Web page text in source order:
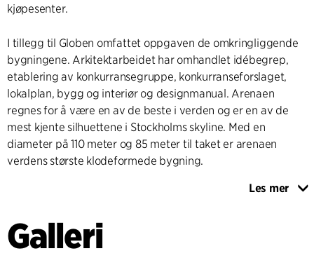
kjøpesenter.
I tillegg til Globen omfattet oppgaven de omkringliggende
bygningene. Arkitektarbeidet har omhandlet idébegrep,
etablering av konkurransegruppe, konkurranseforslaget,
lokalplan, bygg og interiør og designmanual. Arenaen
regnes for å være en av de beste i verden og er en av de
mest kjente silhuettene i Stockholms skyline. Med en
diameter på 110 meter og 85 meter til taket er arenaen
verdens største klodeformede bygning.
C.F. Møller tegnet i 2009 en attraksjon for Globen: To
gir 360-graders utsikt over Stockholm og innløpet fra
skjærgården.
Les mer
Galleri